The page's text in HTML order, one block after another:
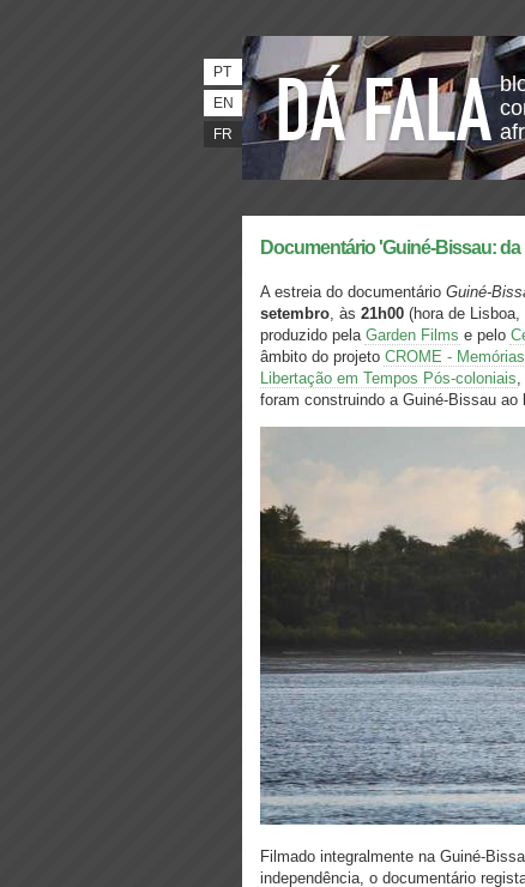
PT
EN
FR
Documentário 'Guiné-Bissau:
A estreia do documentário Guiné-
setembro, às 21h00 (hora de
produzido pela Garden Films e pelo
âmbito do projeto CROME -
Libertação em Tempos Pós-coloniais,
foram construindo a Guiné-Bissau
Filmado integralmente na Guiné-
independência, o documentário